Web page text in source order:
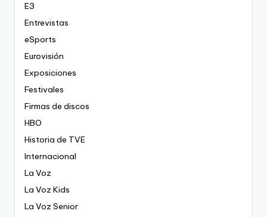
E3
Entrevistas
eSports
Eurovisión
Exposiciones
Festivales
Firmas de discos
HBO
Historia de TVE
Internacional
La Voz
La Voz Kids
La Voz Senior